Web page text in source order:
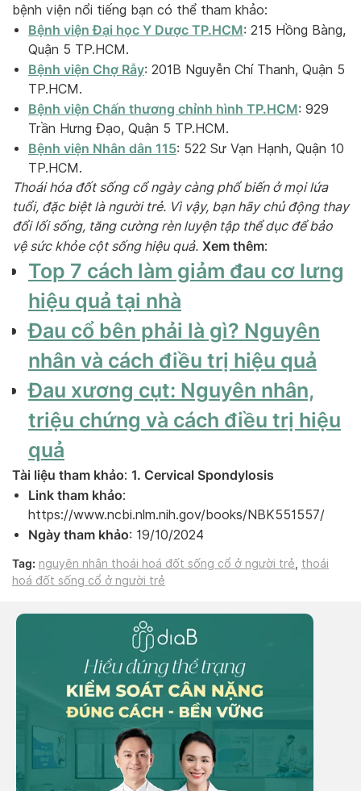
bệnh viện nổi tiếng bạn có thể tham khảo:
Bệnh viện Đại học Y Dược TP.HCM: 215 Hồng Bàng,
Quận 5 TP.HCM.
Bệnh viện Chợ Rẫy: 201B Nguyễn Chí Thanh, Quận 5
TP.HCM.
Bệnh viện Chấn thương chỉnh hình TP.HCM: 929
Trần Hưng Đạo, Quận 5 TP.HCM.
Bệnh viện Nhân dân 115: 522 Sư Vạn Hạnh, Quận 10
TP.HCM.
Thoái hóa đốt sống cổ ngày càng phổ biến ở mọi lứa
tuổi, đặc biệt là người trẻ. Vì vậy, bạn hãy chủ động thay
đổi lối sống, tăng cường rèn luyện tập thể dục để bảo
vệ sức khỏe cột sống hiệu quả. Xem thêm:
Top 7 cách làm giảm đau cơ lưng
hiệu quả tại nhà
Đau cổ bên phải là gì? Nguyên
nhân và cách điều trị hiệu quả
Đau xương cụt: Nguyên nhân,
triệu chứng và cách điều trị hiệu
quả
Tài liệu tham khảo: 1. Cervical Spondylosis
Link tham khảo:
https://www.ncbi.nlm.nih.gov/books/NBK551557/
Ngày tham khảo: 19/10/2024
Tag: nguyên nhân thoái hoá đốt sống cổ ở người trẻ, thoái
hoá đốt sống cổ ở người trẻ